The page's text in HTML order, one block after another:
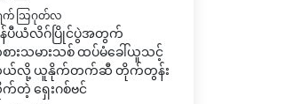
က် သြဂုတ်လ
န်ပီယံလိဂ်ပြိုင်ပွဲအတွက်
ားသမားသစ် ထပ်မံခေါ်ယူသင့်
လို့ ယူနိုက်တက်ဆီ တိုက်တွန်း
တဲ့ ရှေးဂစ်ဗင်